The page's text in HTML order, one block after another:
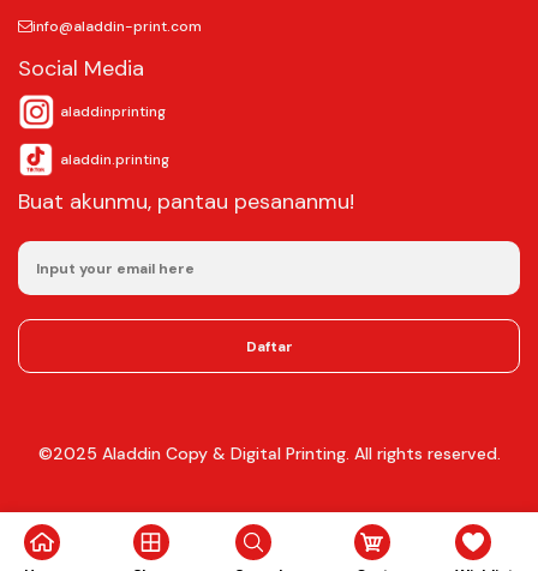
info@aladdin-print.com
Social Media
aladdinprinting
aladdin.printing
Buat akunmu, pantau pesananmu!
Daftar
©2025 Aladdin Copy & Digital Printing. All rights reserved.